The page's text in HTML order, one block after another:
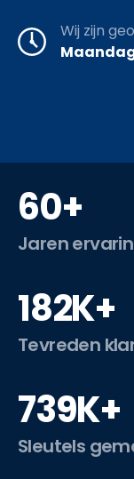
Wij zijn
60+
Jaren
182K+
Tevreden
739K+
Sleutels